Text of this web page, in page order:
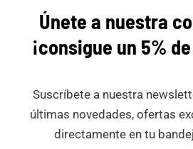
Únete a nuestra
¡consigue un 5%
Suscríbete a nuestra
últimas novedades, ofertas
directamente en tu